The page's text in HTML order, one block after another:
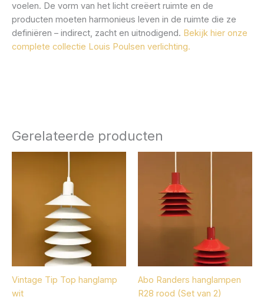
voelen. De vorm van het licht creëert ruimte en de
producten moeten harmonieus leven in de ruimte die ze
definiëren – indirect, zacht en uitnodigend. Bekijk hier onze
complete collectie Louis Poulsen verlichting.
Gerelateerde producten
Vintage Tip Top hanglamp
wit
Abo Randers hanglampen
R28 rood (Set van 2)